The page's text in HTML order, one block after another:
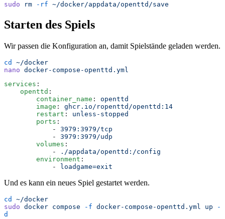
sudo rm -rf ~/docker/appdata/openttd/save
Starten des Spiels
Wir passen die Konfiguration an, damit Spielstände geladen werden.
cd
~/docker
nano docker-compose-openttd.yml
services :
    openttd
:
        container_name
:
openttd
        image
:
ghcr.io/ropenttd/openttd:14
        restart
:
unless-stopped
        ports
:
            -
3979:3979/tcp
            -
3979:3979/udp
        volumes
:
            -
./appdata/openttd:/config
        environment
:
            -
loadgame=exit
Und es kann ein neues Spiel gestartet werden.
cd
~/docker
sudo docker compose -f docker-compose-openttd.yml up -
d